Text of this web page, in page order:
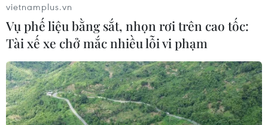
TIN CÙNG CHUYÊN MỤC
Mỹ chi hơn 2 tỷ USD thúc đẩy ngành
pin và khoáng sản nội địa
08/08/2026 08:16
vietnamplus.vn
Vụ phế liệu bằng sắt, nhọn rơi trên cao tốc:
Tài xế xe chở mắc nhiều lỗi vi phạm